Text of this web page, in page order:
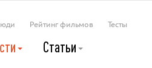
Рейтинг фильмов Тесты
Статьи